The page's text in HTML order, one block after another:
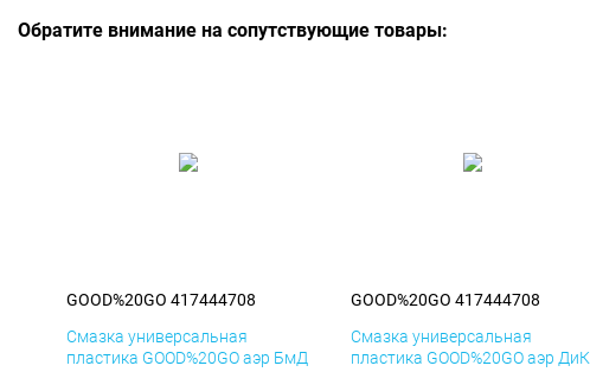
Обратите внимание на сопутствующие товары:
GOOD%20GO 417444708
Смазка универсальная
пластика GOOD%20GO аэр БмД
GOOD%20GO 417444708
Смазка универсальная
пластика GOOD%20GO аэр ДиК